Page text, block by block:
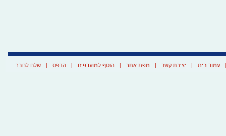
שלח לחבר | הדפס | הוסף למועדפים | מפת אתר | יצירת קשר | עמוד בית |